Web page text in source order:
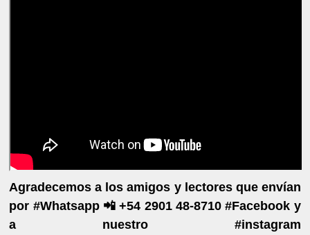
Agradecemos a los amigos y lectores que envían
por #Whatsapp 📲 +54 2901 48-8710 #Facebook y
a nuestro #instagram